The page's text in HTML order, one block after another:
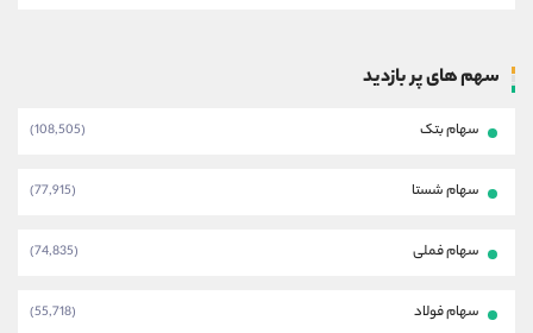
سهم های پر بازدید
سهام بتک (108,505)
سهام شستا (77,915)
سهام فملی (74,835)
سهام فولاد (55,718)